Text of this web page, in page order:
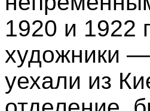
1920 и 1922
художники
уехали из